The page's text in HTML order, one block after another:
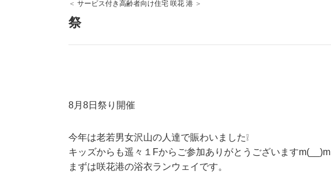
サービス付き高齢者向け住宅 咲花 港
祭
8月8日祭り開催
今年は老若男女沢山の人達で賑わいました❕
キッズからも遥々１Fからご参加ありがとうございますm(__)m
まずは咲花港の浴衣ランウェイです。